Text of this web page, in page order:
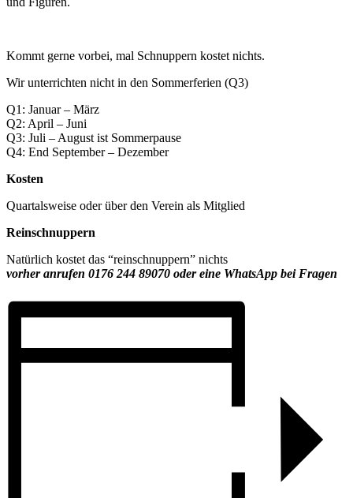
Kommt gerne vorbei, mal Schnuppern kostet nichts.
Wir unterrichten nicht in den Sommerferien (Q3)
Q1: Januar – März
Q2: April – Juni
Q3: Juli – August ist Sommerpause
Q4: End September – Dezember
Kosten
Quartalsweise oder über den Verein als Mitglied
Reinschnuppern
Natürlich kostet das “reinschnuppern” nichts
vorher anrufen 0176 244 89070 oder eine WhatsApp bei Fragen